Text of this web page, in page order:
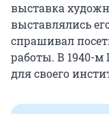
выставка
выставлялись
спрашивал
работы. В 1940-
для своего